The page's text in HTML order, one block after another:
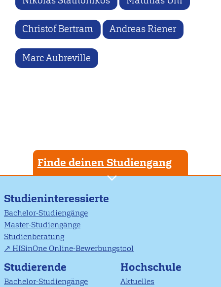
Christof Bertram Andreas Riener
Marc Aubreville
Finde deinen Studiengang
Studieninteressierte
Bachelor-Studiengänge
Master-Studiengänge
Studienberatung
HISinOne Online-Bewerbungstool
Studierende
Bachelor-Studiengänge
Hochschule
Aktuelles